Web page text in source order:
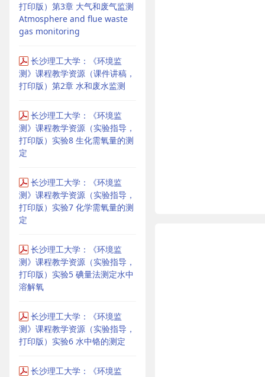
打印版）第3章 大气和废气监测
Atmosphere and flue waste
gas monitoring
长沙理工大学：《环境监
测》课程教学资源（课件讲稿，
打印版）第2章 水和废水监测
长沙理工大学：《环境监
测》课程教学资源（实验指导，
打印版）实验8 生化需氧量的测
定
长沙理工大学：《环境监
测》课程教学资源（实验指导，
打印版）实验7 化学需氧量的测
定
长沙理工大学：《环境监
测》课程教学资源（实验指导，
打印版）实验5 碘量法测定水中
溶解氧
长沙理工大学：《环境监
测》课程教学资源（实验指导，
打印版）实验6 水中铬的测定
长沙理工大学：《环境监